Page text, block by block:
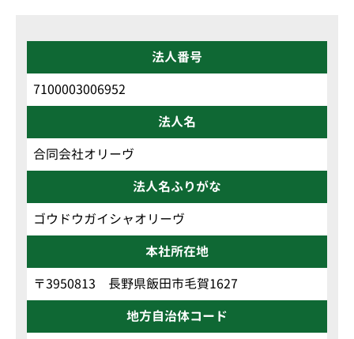
法人番号
7100003006952
法人名
合同会社オリーヴ
法人名ふりがな
ゴウドウガイシャオリーヴ
本社所在地
〒3950813 長野県飯田市毛賀1627
地方自治体コード